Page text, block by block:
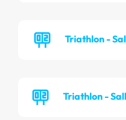
Triathlon -
Triathlon -